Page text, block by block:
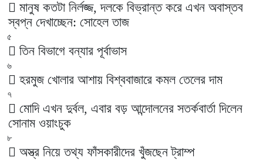
মানুষ কতটা নির্লজ্জ, দলকে বিভ্রান্ত করে এখন অবাস্তব
স্বপ্ন দেখাচ্ছেন: সোহেল তাজ
৫
তিন বিভাগে বন্যার পূর্বাভাস
৬
হরমুজ খোলার আশায় বিশ্ববাজারে কমল তেলের দাম
৭
মোদি এখন দুর্বল, এবার বড় আন্দোলনের সতর্কবার্তা দিলেন
সোনাম ওয়াংচুক
৮
অস্ত্র নিয়ে তথ্য ফাঁসকারীদের খুঁজছেন ট্রাম্প